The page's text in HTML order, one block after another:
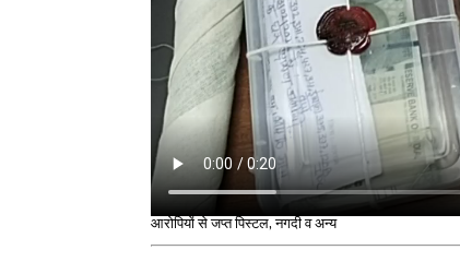
आरोपियों से जप्त पिस्टल, नगदी व अन्य